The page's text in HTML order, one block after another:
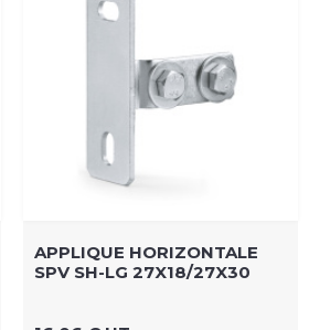
APPLIQUE HORIZONTALE
SPV SH-LG 27X18/27X30